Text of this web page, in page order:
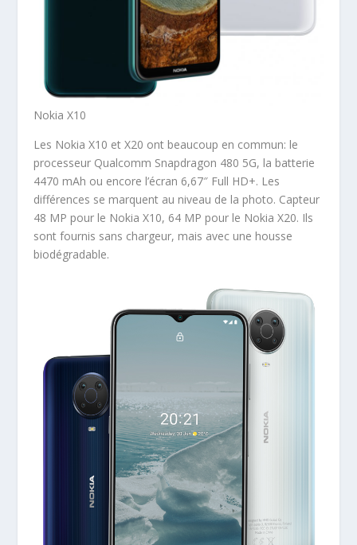
Nokia X10
Les Nokia X10 et X20 ont beaucoup en commun: le
processeur Qualcomm Snapdragon 480 5G, la batterie
4470 mAh ou encore l’écran 6,67″ Full HD+. Les
différences se marquent au niveau de la photo. Capteur
48 MP pour le Nokia X10, 64 MP pour le Nokia X20. Ils
sont fournis sans chargeur, mais avec une housse
biodégradable.